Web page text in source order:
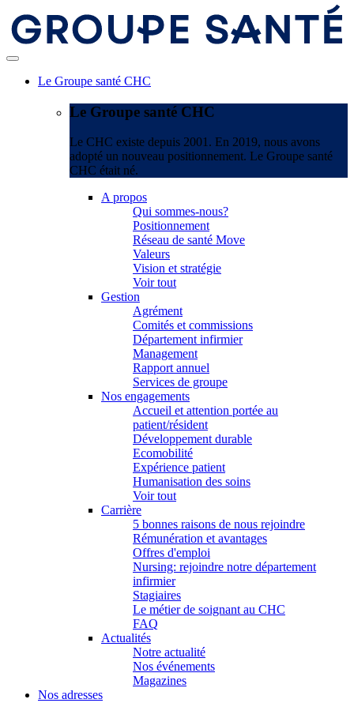
Le Groupe santé CHC
Le Groupe santé CHC
Le CHC existe depuis 2001. En 2019, nous avons
adopté un nouveau positionnement. Le Groupe santé
CHC était né.
A propos
Qui sommes-nous?
Positionnement
Réseau de santé Move
Valeurs
Vision et stratégie
Voir tout
Gestion
Agrément
Comités et commissions
Département infirmier
Management
Rapport annuel
Services de groupe
Nos engagements
Accueil et attention portée au
patient/résident
Développement durable
Ecomobilité
Expérience patient
Humanisation des soins
Voir tout
Carrière
5 bonnes raisons de nous rejoindre
Rémunération et avantages
Offres d'emploi
Nursing: rejoindre notre département
infirmier
Stagiaires
Le métier de soignant au CHC
FAQ
Actualités
Notre actualité
Nos événements
Magazines
Nos adresses